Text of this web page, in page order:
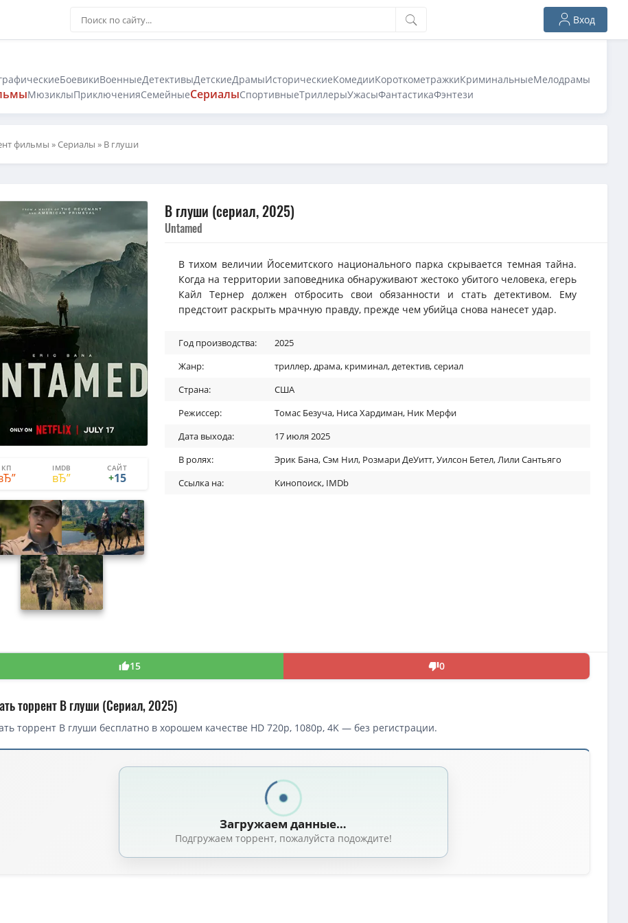
Вход
БоевикиВоенныеДетективыДетскиеДрамыИсторическиеКомедииКороткометражкиКриминальныеМелодрамы
МюзиклыПриключенияСемейныеСериалыСпортивныеТриллерыУжасыФантастикаФэнтези
фильмы »Сериалы » В глуши
КП IMDB САЙТ
15
+15
В глуши (сериал, 2025)
Untamed
В тихом величии Йосемитского национального парка скрывается темная тайна.
Когда на территории заповедника обнаруживают жестоко убитого человека, егерь
Кайл Тернер должен отбросить свои обязанности и стать детективом. Ему
предстоит раскрыть мрачную правду, прежде чем убийца снова нанесет удар.
Год производства:
2025
Жанр:
триллер,драма, криминал,детектив,сериал
Страна:
США
Режиссер:
Томас Безуча, Ниса Хардиман, Ник Мерфи
Дата выхода:
17 июля 2025
В ролях:
Эрик Бана,Сэм Нил, Розмари ДеУитт,Уилсон Бетел,Лили Сантьяго
Ссылка на:
Кинопоиск, IMDb
15 0
торрент В глуши (Сериал, 2025)
торрент В глуши бесплатно в хорошем качестве HD 720p, 1080p, 4K — без регистрации.
торрент — В глуши / Untamed / Сезон: 01 (2025)
— В глуши / Неукротимый / Untamed / Сезон: 1 / Серии: 1-6 из 6 (Томас Безуча, Ниса Хардиман, Ник Мерфи) [2025, США, триллер, драма, криминал,
/ Неукротимый / Untamed / Сезон: 1 / Серии: 1-6 из 6 (Томас Безуча, Ниса Хардиман, Ник Мерфи) [2025, США, триллер, драма, криминал,
— В глуши / Неукротимый / Untamed / Сезон: 1 / Серии: 1-6 из 6 (Томас Безуча, Ниса Хардиман, Ник Мерфи) [2025, США, триллер, драма, криминал,
В глуши / Неукротимый / Untamed / Сезон: 1 / Серии: 1-6 из 6 (Томас Безуча, Ниса Хардиман, Ник Мерфи) [2025, США, триллер, драма, криминал,
Загружаем данные…
Подгружаем торрент, пожалуйста подождите!